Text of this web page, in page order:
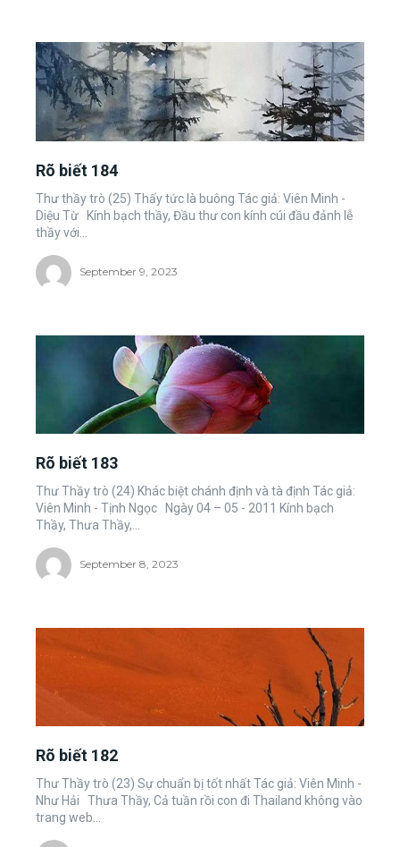
Rõ biết 184
Thư thầy trò (25) Thấy tức là buông Tác giả: Viên Minh -
Diệu Từ Kính bạch thầy, Đầu thư con kính cúi đầu đảnh lễ
thầy với...
September 9, 2023
Rõ biết 183
Thư Thầy trò (24) Khác biệt chánh định và tà định Tác giả:
Viên Minh - Tịnh Ngọc Ngày 04 – 05 - 2011 Kính bạch
Thầy, Thưa Thầy,...
September 8, 2023
Rõ biết 182
Thư Thầy trò (23) Sự chuẩn bị tốt nhất Tác giả: Viên Minh -
Như Hải Thưa Thầy, Cả tuần rồi con đi Thailand không vào
trang web...